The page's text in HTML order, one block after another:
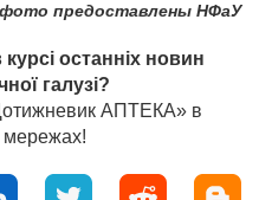
фото предоставлены НФаУ
останніх новин
галузі?
АПТЕКА» в
мережах!